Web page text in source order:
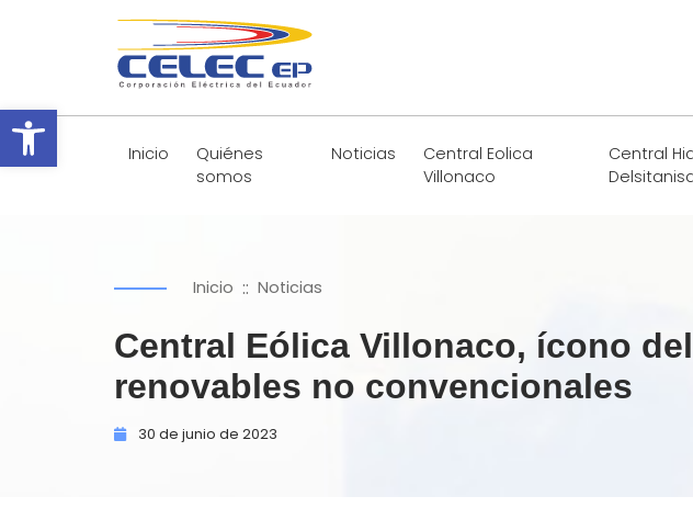
Abrir barra de herramientas
Inicio
Quiénes
somos
Noticias
Central Eolica
Villonaco
Central
Inicio :: Noticias
Central Eólica Villonaco, ícono
renovables no convencionales
30 de junio de 2023